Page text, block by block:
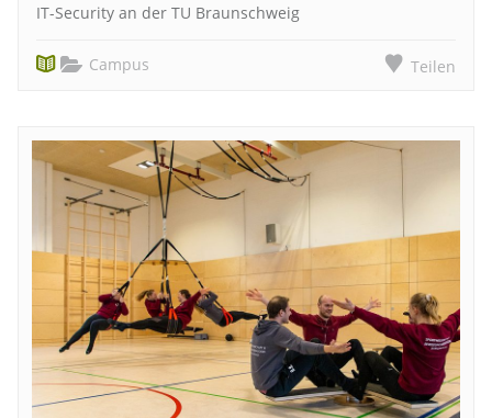
IT-Security an der TU Braunschweig
Campus Teilen